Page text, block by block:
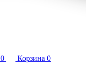
0 Корзина 0